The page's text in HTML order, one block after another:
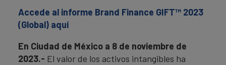
Accede al informe Brand Finance GIFT™ 2023
(Global) aquí
En Ciudad de México a 8 de noviembre de
2023.- El valor de los activos intangibles ha